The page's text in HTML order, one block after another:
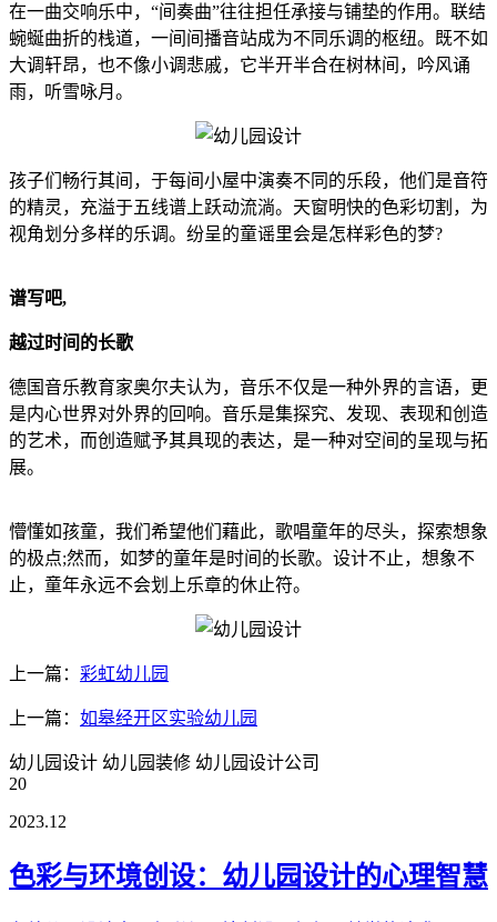
在一曲交响乐中，“间奏曲”往往担任承接与铺垫的作用。联结
蜿蜒曲折的栈道，一间间播音站成为不同乐调的枢纽。既不如
大调轩昂，也不像小调悲戚，它半开半合在树林间，吟风诵
雨，听雪咏月。
孩子们畅行其间，于每间小屋中演奏不同的乐段，他们是音符
的精灵，充溢于五线谱上跃动流淌。天窗明快的色彩切割，为
视角划分多样的乐调。纷呈的童谣里会是怎样彩色的梦?
谱写吧,
越过时间的长歌
德国音乐教育家奥尔夫认为，音乐不仅是一种外界的言语，更
是内心世界对外界的回响。音乐是集探究、发现、表现和创造
的艺术，而创造赋予其具现的表达，是一种对空间的呈现与拓
展。
懵懂如孩童，我们希望他们藉此，歌唱童年的尽头，探索想象
的极点;然而，如梦的童年是时间的长歌。设计不止，想象不
止，童年永远不会划上乐章的休止符。
上一篇： 彩虹幼儿园
上一篇： 如皋经开区实验幼儿园
幼儿园设计 幼儿园装修 幼儿园设计公司
20
2023.12
色彩与环境创设：幼儿园设计的心理智慧